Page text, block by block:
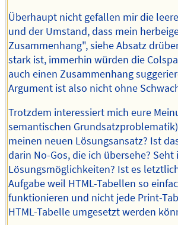
Überhaupt nicht gefallen mir die
und der Umstand, dass mein
Zusammenhang", siehe Absatz
stark ist, immerhin würden die
auch einen Zusammenhang
Argument ist also nicht ohne
Trotzdem interessiert mich eure
semantischen
meinen neuen Lösungsansatz? Ist
darin No-Gos, die ich übersehe? Seht
Lösungsmöglichkeiten? Ist es
Aufgabe weil HTML-Tabellen so
funktionieren und nicht jede Print-
HTML-Tabelle umgesetzt werden